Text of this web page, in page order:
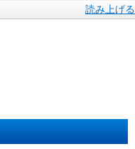
読み上げる